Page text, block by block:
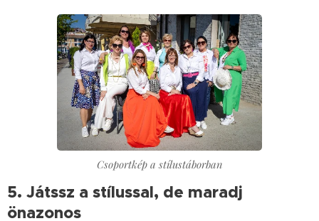
Csoportkép a stílustáborban
5. Játssz a stílussal, de maradj
önazonos